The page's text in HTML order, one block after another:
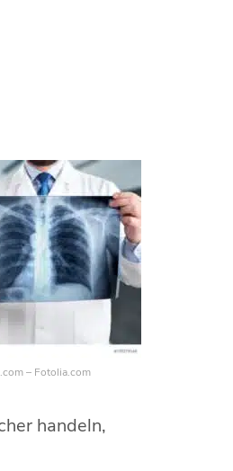
– Fotolia.com
handeln,